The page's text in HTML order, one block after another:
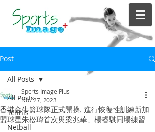
Post
All Posts
Tennis
Netball
All Posts
香港金牛籃球隊正式開操, 進行恢復性訓練新加
盟球星朱松瑋首次與梁兆華、楊睿騏同場練習
Sports Image Plus
Nov 27, 2023